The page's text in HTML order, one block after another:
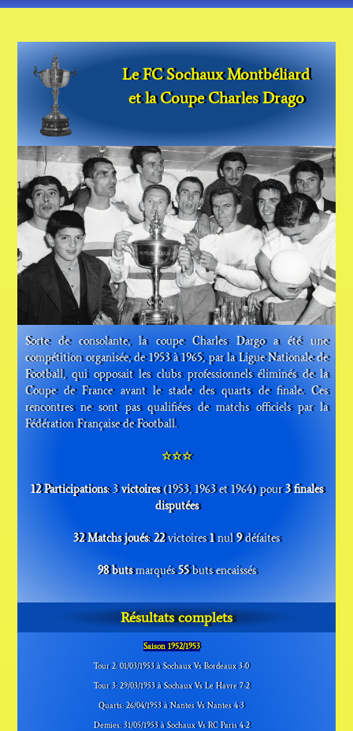
Le FC Sochaux Montbéliard
et la Coupe Charles Drago
Sorte de consolante, la coupe Charles Dargo a été une
compétition organisée, de 1953 à 1965, par la Ligue Nationale de
Football, qui opposait les clubs professionnels éliminés de la
Coupe de France avant le stade des quarts de finale. Ces
rencontres ne sont pas qualifiées de matchs officiels par la
Fédération Française de Football.
☆☆☆
12 Participations: 3victoires(1953, 1963 et 1964) pour3 finales
disputées
32 Matchs joués:22victoires1nul9défaites
98 butsmarqués55buts encaissés
Résultats complets
Saison 1952/1953
Tour 2: 01/03/1953 à Sochaux Vs Bordeaux 3-0
Tour 3: 29/03/1953 à Sochaux Vs Le Havre 7-2
Quarts: 26/04/1953 à Nantes Vs Nantes 4-3
Demies: 31/05/1953 à Sochaux Vs RC Paris 4-2